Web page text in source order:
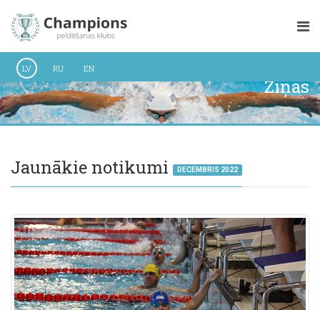
LV RU EN
Ziņas
Jaunākie notikumi DECEMBRIS 2022